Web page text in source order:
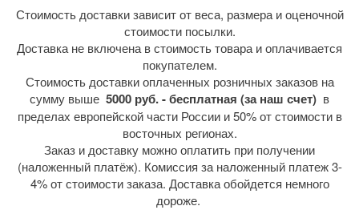
Стоимость доставки зависит от веса, размера и оценочной
стоимости посылки.
Доставка не включена в стоимость товара и оплачивается
покупателем.
Стоимость доставки оплаченных розничных заказов на
сумму выше 5000 руб. - бесплатная (за наш счет) в
пределах европейской части России и 50% от стоимости в
восточных регионах.
Заказ и доставку можно оплатить при получении
(наложенный платёж). Комиссия за наложенный платеж 3-
4% от стоимости заказа. Доставка обойдется немного
дороже.